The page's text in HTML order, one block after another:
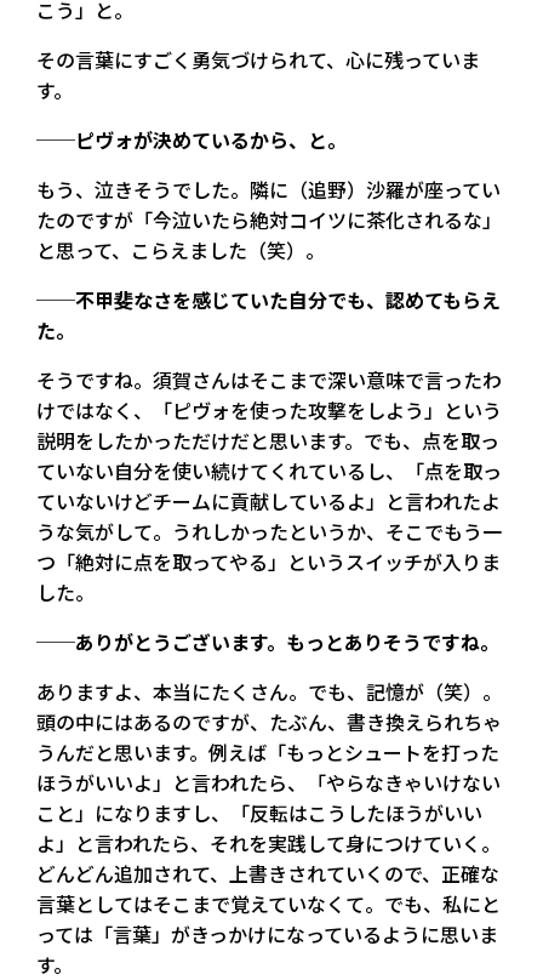
こう」と。
その言葉にすごく勇気づけられて、心に残っていま
す。
──ピヴォが決めているから、と。
もう、泣きそうでした。隣に（追野）沙羅が座ってい
たのですが「今泣いたら絶対コイツに茶化されるな」
と思って、こらえました（笑）。
──不甲斐なさを感じていた自分でも、認めてもらえ
た。
そうですね。須賀さんはそこまで深い意味で言ったわ
けではなく、「ピヴォを使った攻撃をしよう」という
説明をしたかっただけだと思います。でも、点を取っ
ていない自分を使い続けてくれているし、「点を取っ
ていないけどチームに貢献しているよ」と言われたよ
うな気がして。うれしかったというか、そこでもう一
つ「絶対に点を取ってやる」というスイッチが入りま
した。
──ありがとうございます。もっとありそうですね。
ありますよ、本当にたくさん。でも、記憶が（笑）。
頭の中にはあるのですが、たぶん、書き換えられちゃ
うんだと思います。例えば「もっとシュートを打った
ほうがいいよ」と言われたら、「やらなきゃいけない
こと」になりますし、「反転はこうしたほうがいい
よ」と言われたら、それを実践して身につけていく。
どんどん追加されて、上書きされていくので、正確な
言葉としてはそこまで覚えていなくて。でも、私にと
っては「言葉」がきっかけになっているように思いま
す。